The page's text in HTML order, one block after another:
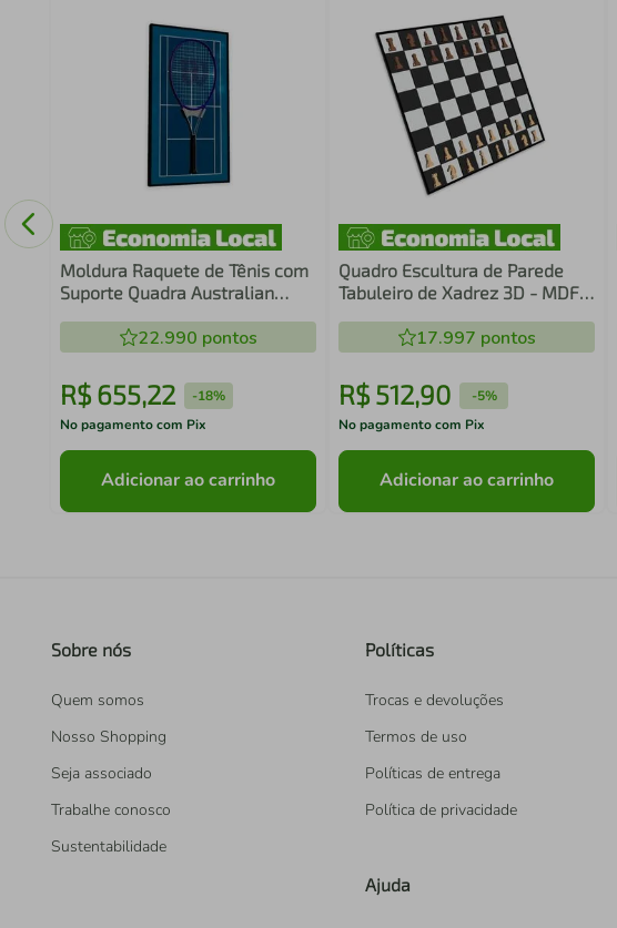
Moldura Raquete de Tênis com
Suporte Quadra Australian
22.990 pontos
R$ 655,22 -18%
No pagamento com Pix
Adicionar ao carrinho
Quadro Escultura de Parede
Tabuleiro de Xadrez 3D - MDF
17.997 pontos
R$ 512,90 -5%
No pagamento com Pix
Adicionar ao carrinho
Sobre nós
Quem somos
Nosso Shopping
Seja associado
Trabalhe conosco
Sustentabilidade
Políticas
Trocas e devoluções
Termos de uso
Políticas de entrega
Política de privacidade
Ajuda